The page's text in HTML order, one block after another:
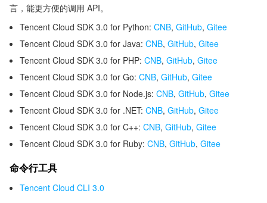
言，能更方便的调用 API。
Tencent Cloud SDK 3.0 for Python: CNB, GitHub, Gitee
Tencent Cloud SDK 3.0 for Java: CNB, GitHub, Gitee
Tencent Cloud SDK 3.0 for PHP: CNB, GitHub, Gitee
Tencent Cloud SDK 3.0 for Go: CNB, GitHub, Gitee
Tencent Cloud SDK 3.0 for Node.js: CNB, GitHub, Gitee
Tencent Cloud SDK 3.0 for .NET: CNB, GitHub, Gitee
Tencent Cloud SDK 3.0 for C++: CNB, GitHub, Gitee
Tencent Cloud SDK 3.0 for Ruby: CNB, GitHub, Gitee
命令行工具
Tencent Cloud CLI 3.0